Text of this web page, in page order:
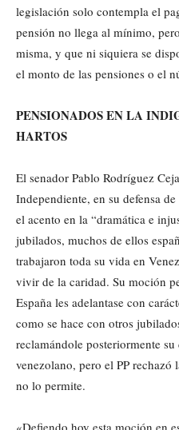
legislación solo contempla el
pensión no llega al mínimo,
misma, y que ni siquiera se
el monto de las pensiones o el
PENSIONADOS EN LA
HARTOS
El senador Pablo Rodríguez
Independiente, en su defensa
el acento en la “dramática e
jubilados, muchos de ellos
trabajaron toda su vida en
vivir de la caridad. Su moción
España les adelantase con
como se hace con otros
reclamándole posteriormente
venezolano, pero el PP
no lo permite.
«Defiendo hoy esta moción en